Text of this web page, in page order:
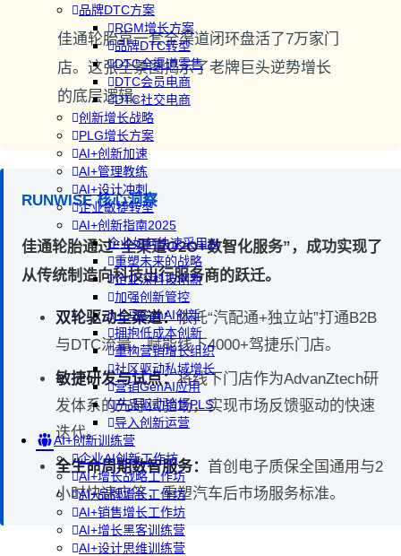
品牌DTC方案
RGM增长方案
品牌DTC转型
DTC全渠道零售
DTC会员电商
DTC社交电商
创新增长战略
PLG增长方案
AI+创新加速
AI+管理教练
AI+设计冲刺
企业敏捷转型
AI+创新指南2025
企业如何快速采用AI
重塑未来的战略
企业深科技创新
加强创新管控
上马GenAI创新
拥抱低成本创新
重构营销增长组织
社区驱动私域增长
营销GenAI应用
产品驱动销售PLS
导入创新运营
AI+创新训练营
企业AI创新工作坊
AI+增长战略工作坊
AI+品牌增长工作坊
AI+销售增长工作坊
AI+增长黑客训练营
AI+设计思维训练营
佳通轮胎靠一套全渠道闭环盘活了7万家门
店。这张全景图揭示了老牌巨头逆势增长
的底层逻辑。
RUNWISE 核心洞察
佳通轮胎通过“全渠道O2O+数智化服务”，成功实现了
从传统制造向科技出行服务商的跃迁。
双轮驱动全渠道：依托“汽配通+独立站”打通B2B
与DTC流量，赋能线下4000+驾捷乐门店。
敏捷研发与试点：将线下门店作为AdvanZtech研
发体系的先导试验场，实现市场反馈驱动的快速
迭代。
全生命周期数智服务： 首创电子质保全国通用与2
小时快速应答，重塑汽车后市场服务标准。